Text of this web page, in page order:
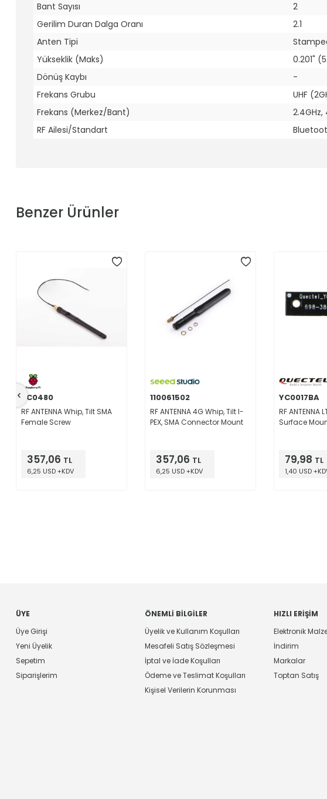
Bant Sayısı
2
Gerilim Duran Dalga Oranı
2.1
Anten Tipi
Yükseklik (Maks)
0.201"
Dönüş Kaybı
-
Frekans Grubu
UHF
Frekans (Merkez/Bant)
2.4GHz,
RF Ailesi/Standart
Benzer Ürünler
SC0480
RF ANTENNA Whip, Tilt SMA
Female Screw
357,06 TL
6,25 USD +KDV
110061502
RF ANTENNA 4G Whip, Tilt I-
PEX, SMA Connector Mount
357,06 TL
6,25 USD +KDV
YC0017BA
RF ANTENNA
Surface
79,98 TL
1,40 USD
ÜYE
Üye Girişi
Yeni Üyelik
Sepetim
Siparişlerim
ÖNEMLI BILGILER
Üyelik ve Kullanım Koşulları
Mesafeli Satış Sözleşmesi
İptal ve İade Koşulları
Ödeme ve Teslimat Koşulları
Kişisel Verilerin Korunması
HIZLI ERIŞIM
Elektronik
İndirim
Markalar
Toptan Satış